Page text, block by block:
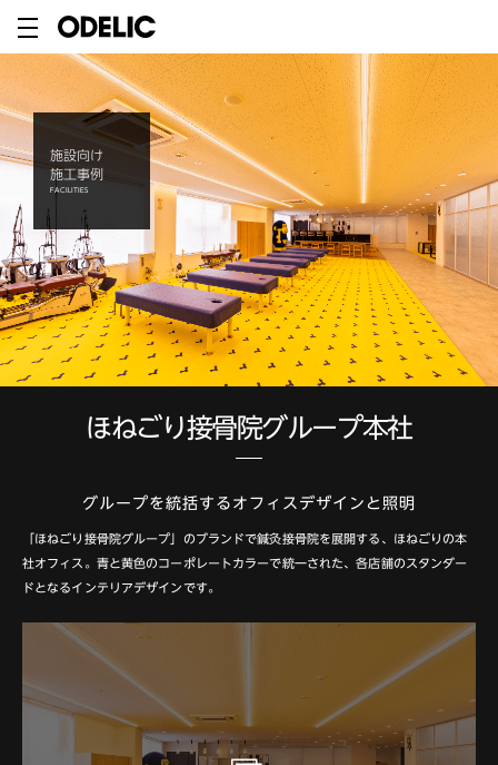
施設向け
施工事例
FACILITIES
ほねごり接骨院グループ本社
グループを統括するオフィスデザインと照明
「ほねごり接骨院グループ」のブランドで鍼灸接骨院を展開する、ほねごりの本
社オフィス。 青と黄色のコーポレートカラーで統一された、各店舗のスタンダー
ドとなるインテリアデザインです。